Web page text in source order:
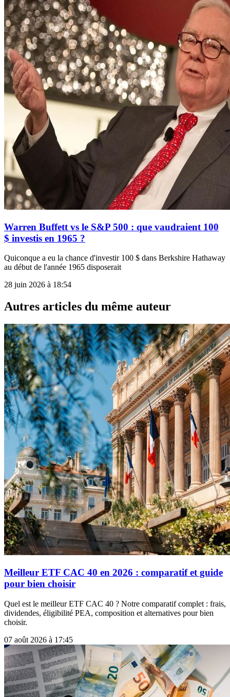
Warren Buffett vs le S&P 500 : que vaudraient 100
$ investis en 1965 ?
Quiconque a eu la chance d'investir 100 $ dans Berkshire Hathaway
au début de l'année 1965 disposerait
28 juin 2026 à 18:54
Autres articles du même auteur
Meilleur ETF CAC 40 en 2026 : comparatif et guide
pour bien choisir
Quel est le meilleur ETF CAC 40 ? Notre comparatif complet : frais,
dividendes, éligibilité PEA, composition et alternatives pour bien
choisir.
07 août 2026 à 17:45